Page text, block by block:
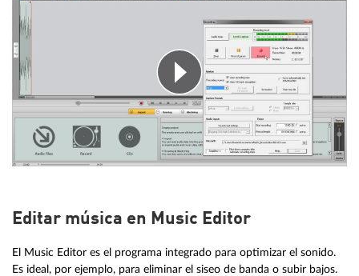
Editar música en Music Editor
El Music Editor es el programa integrado para optimizar el sonido.
Es ideal, por ejemplo, para eliminar el siseo de banda o subir bajos.